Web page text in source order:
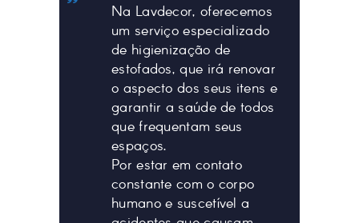
Na Lavdecor, oferecemos
um serviço especializado
de higienização de
estofados, que irá renovar
o aspecto dos seus itens e
garantir a saúde de todos
que frequentam seus
espaços.
Por estar em contato
constante com o corpo
humano e suscetível a